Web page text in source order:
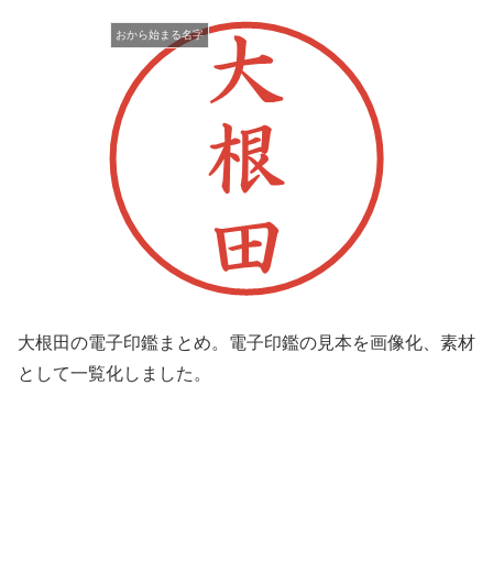
おから始まる名字
大根田の電子印鑑まとめ。電子印鑑の見本を画像化、素材
として一覧化しました。